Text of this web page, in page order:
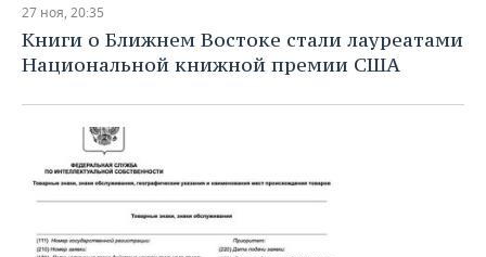
27 ноя, 20:35
Книги о Ближнем Востоке стали лауреатами
Национальной книжной премии США